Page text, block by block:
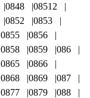
0848
08512
0852
0853
0855
0856
0858 0859
086
0865
0866
0868 0869
087
0877 0879
088